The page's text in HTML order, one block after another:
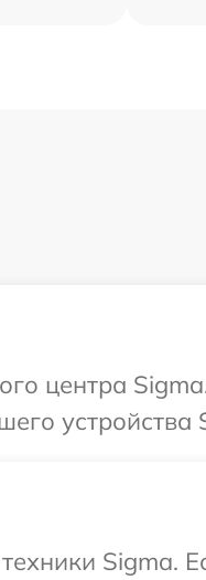
центра
устройства
Sigma.